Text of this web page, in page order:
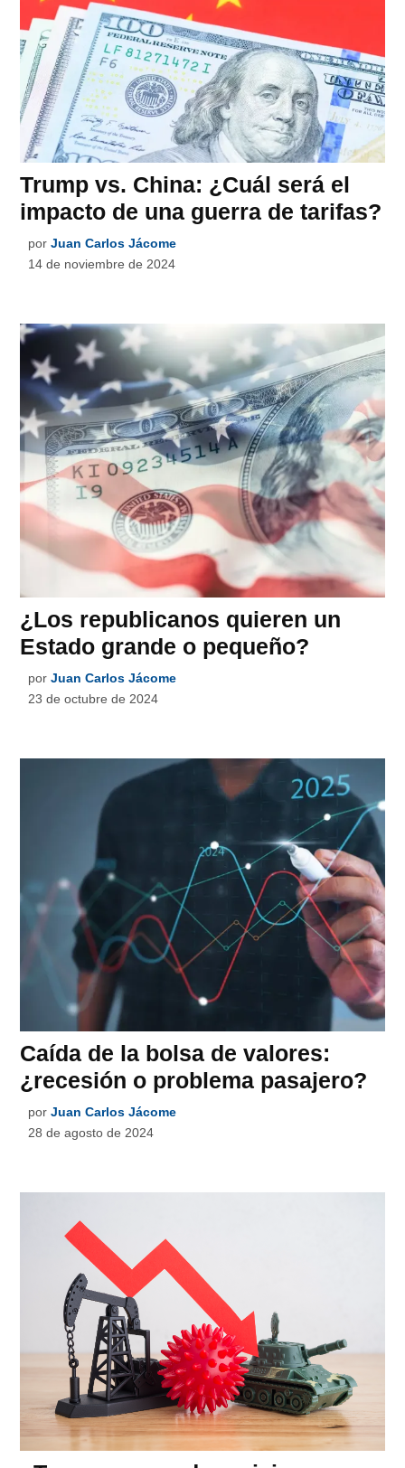
Trump vs. China: ¿Cuál será el
impacto de una guerra de tarifas?
por Juan Carlos Jácome
14 de noviembre de 2024
¿Los republicanos quieren un
Estado grande o pequeño?
por Juan Carlos Jácome
23 de octubre de 2024
Caída de la bolsa de valores:
¿recesión o problema pasajero?
por Juan Carlos Jácome
28 de agosto de 2024